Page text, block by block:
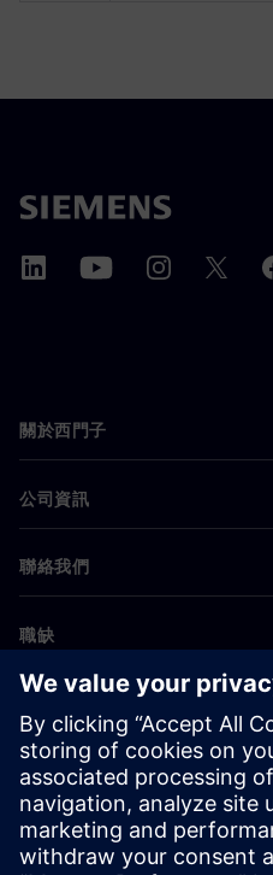
關於西門子
公司資訊
聯絡我們
職缺
©Siemens 2026
公司資訊
隱私權聲明